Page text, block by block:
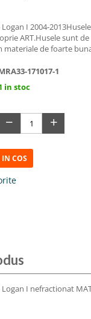
I 2004-
ART.Husele sunt
de foarte
171017-1
in stoc
+
−
COS
I nefractionat